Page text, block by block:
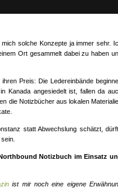
solche Konzepte ja immer sehr.
Ort gesammelt dabei zu haben
Preis: Die Ledereinbände
Kanada angesiedelt ist, fallen da
die Notizbücher aus lokalen
statt Abwechslung schätzt,
Notizbuch im Einsatz
ist mir noch eine eigene